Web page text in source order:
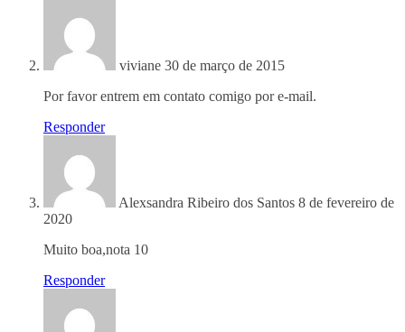
viviane 30 de março de 2015
Por favor entrem em contato comigo por e-mail.
Responder
Alexsandra Ribeiro dos Santos 8 de fevereiro de
2020
Muito boa,nota 10
Responder